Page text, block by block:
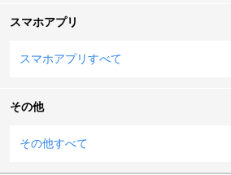
スマホアプリ
スマホアプリすべて
その他
その他すべて